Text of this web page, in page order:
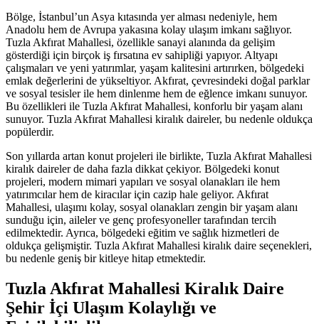
Bölge, İstanbul’un Asya kıtasında yer alması nedeniyle, hem
Anadolu hem de Avrupa yakasına kolay ulaşım imkanı sağlıyor.
Tuzla Akfırat Mahallesi, özellikle sanayi alanında da gelişim
gösterdiği için birçok iş fırsatına ev sahipliği yapıyor. Altyapı
çalışmaları ve yeni yatırımlar, yaşam kalitesini artırırken, bölgedeki
emlak değerlerini de yükseltiyor. Akfırat, çevresindeki doğal parklar
ve sosyal tesisler ile hem dinlenme hem de eğlence imkanı sunuyor.
Bu özellikleri ile Tuzla Akfırat Mahallesi, konforlu bir yaşam alanı
sunuyor. Tuzla Akfırat Mahallesi kiralık daireler, bu nedenle oldukça
popülerdir.
Son yıllarda artan konut projeleri ile birlikte, Tuzla Akfırat Mahallesi
kiralık daireler de daha fazla dikkat çekiyor. Bölgedeki konut
projeleri, modern mimari yapıları ve sosyal olanakları ile hem
yatırımcılar hem de kiracılar için cazip hale geliyor. Akfırat
Mahallesi, ulaşımı kolay, sosyal olanakları zengin bir yaşam alanı
sunduğu için, aileler ve genç profesyoneller tarafından tercih
edilmektedir. Ayrıca, bölgedeki eğitim ve sağlık hizmetleri de
oldukça gelişmiştir. Tuzla Akfırat Mahallesi kiralık daire seçenekleri,
bu nedenle geniş bir kitleye hitap etmektedir.
Tuzla Akfırat Mahallesi Kiralık Daire
Şehir İçi Ulaşım Kolaylığı ve